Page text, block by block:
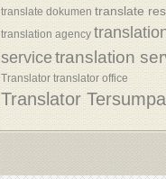
translate dokumen translate
translation agency
servicetranslation
Translator translator office
Translator